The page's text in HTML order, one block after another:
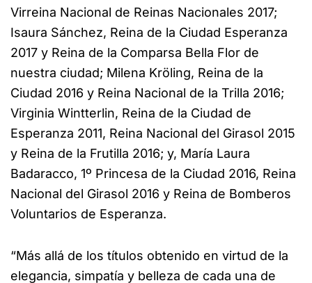
Virreina Nacional de Reinas Nacionales 2017;
Isaura Sánchez, Reina de la Ciudad Esperanza
2017 y Reina de la Comparsa Bella Flor de
nuestra ciudad; Milena Kröling, Reina de la
Ciudad 2016 y Reina Nacional de la Trilla 2016;
Virginia Wintterlin, Reina de la Ciudad de
Esperanza 2011, Reina Nacional del Girasol 2015
y Reina de la Frutilla 2016; y, María Laura
Badaracco, 1º Princesa de la Ciudad 2016, Reina
Nacional del Girasol 2016 y Reina de Bomberos
Voluntarios de Esperanza.
“Más allá de los títulos obtenido en virtud de la
elegancia, simpatía y belleza de cada una de